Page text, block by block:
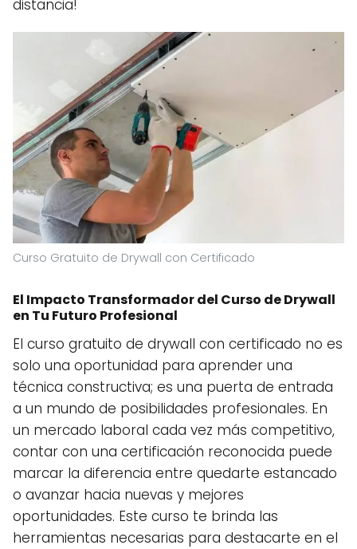
distancia!
Curso Gratuito de Drywall con Certificado
El Impacto Transformador del Curso de Drywall
en Tu Futuro Profesional
El curso gratuito de drywall con certificado no es
solo una oportunidad para aprender una
técnica constructiva; es una puerta de entrada
a un mundo de posibilidades profesionales. En
un mercado laboral cada vez más competitivo,
contar con una certificación reconocida puede
marcar la diferencia entre quedarte estancado
o avanzar hacia nuevas y mejores
oportunidades. Este curso te brinda las
herramientas necesarias para destacarte en el